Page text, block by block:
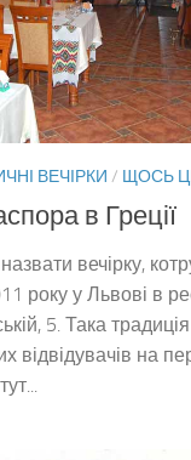
ВЕЧІРКИ / ЩОСЬ
в Греції
вечірку,
року у Львові в
5. Така
відвідувачів на